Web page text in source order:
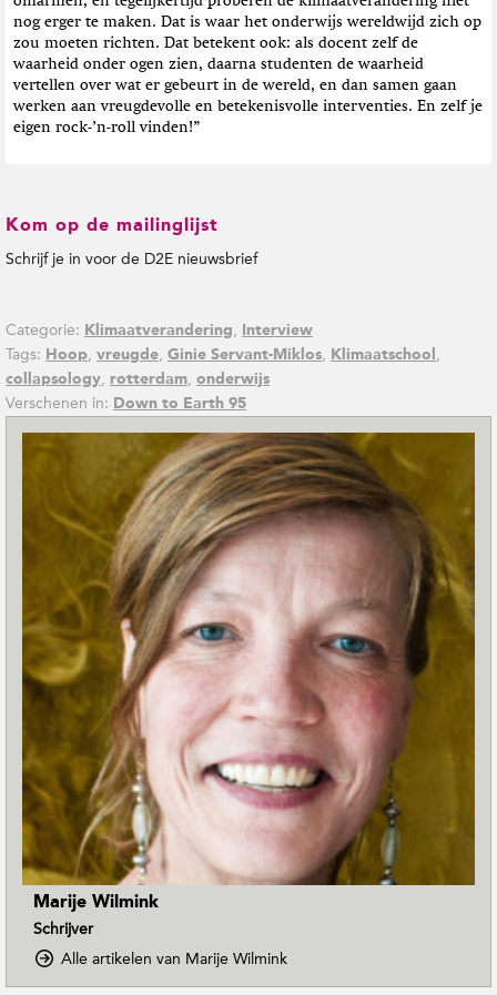
nog erger te maken. Dat is waar het onderwijs wereldwijd zich op
zou moeten richten. Dat betekent ook: als docent zelf de
waarheid onder ogen zien, daarna studenten de waarheid
vertellen over wat er gebeurt in de wereld, en dan samen gaan
werken aan vreugdevolle en betekenisvolle interventies. En zelf je
eigen rock-’n-roll vinden!”
Kom op de mailinglijst
Schrijf je in voor de D2E nieuwsbrief
Categorie: Klimaatverandering, Interview
Tags: Hoop, vreugde, Ginie Servant-Miklos, Klimaatschool ,
collapsology, rotterdam, onderwijs
Verschenen in: Down to Earth 95
Marije Wilmink
Schrijver
Alle artikelen van Marije Wilminko